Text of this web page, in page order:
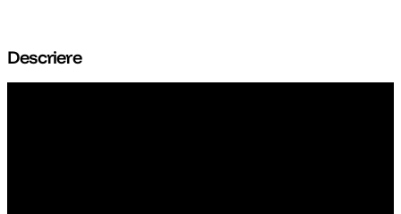
Descriere